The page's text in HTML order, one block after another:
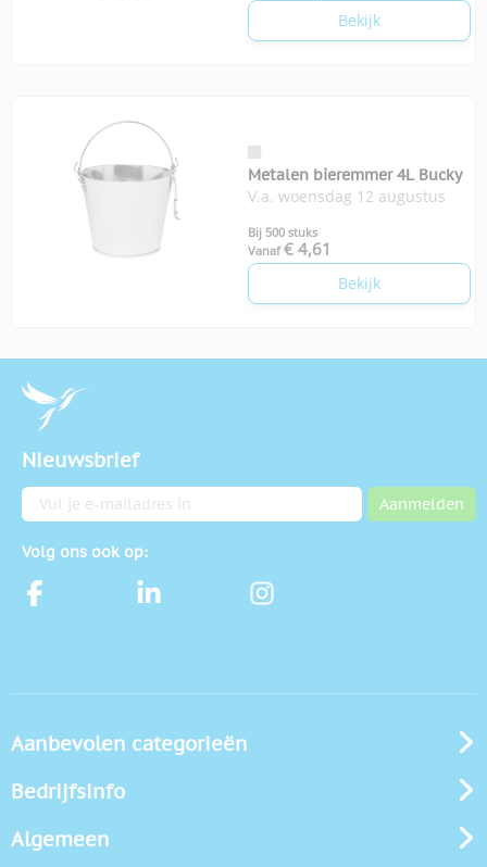
Bekijk
Metalen bieremmer 4L Bucky
V.a. woensdag 12 augustus
Bij 500 stuks
Vanaf € 4,61
Bekijk
Nieuwsbrief
E-mailadres Aanmelden
Volg ons ook op:
Aanbevolen categorieën
Bedrijfsinfo
Algemeen